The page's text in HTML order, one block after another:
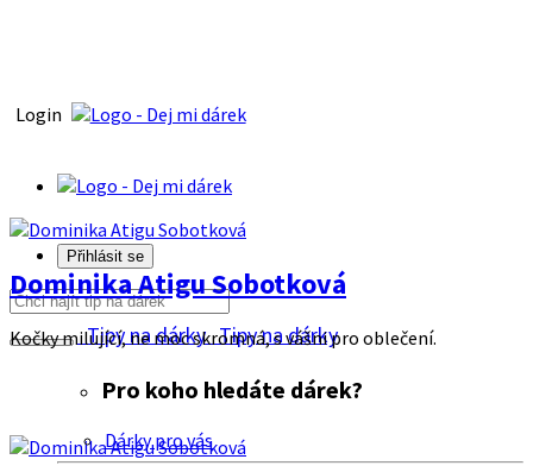
Login
Přihlásit se
Tipy na dárkyTipy na dárky
Pro koho hledáte dárek?
Dárky pro vás
Dominika Atigu Sobotková
Kočky milující, ne moc skromná, s vášni pro oblečení.